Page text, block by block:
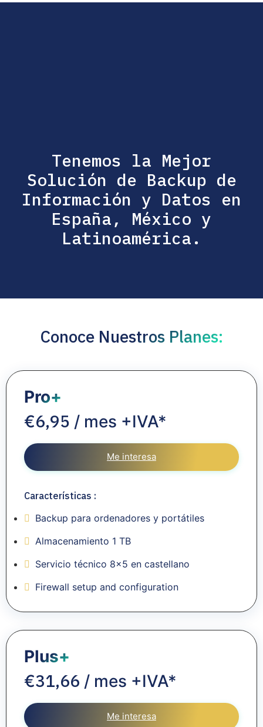
Tenemos la Mejor
Solución de Backup de
Información y Datos en
España, México y
Latinoamérica.
Conoce Nuestros Planes:
Pro+
€6,95 / mes +IVA*
Me interesa
Características :
Backup para ordenadores y portátiles
Almacenamiento 1 TB
Servicio técnico 8x5 en castellano
Firewall setup and configuration
Plus+
€31,66 / mes +IVA*
Me interesa